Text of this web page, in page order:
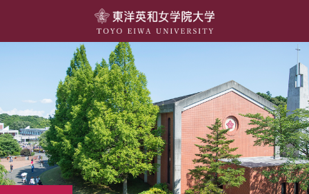
学部・学科
キャンパスライフ
留学・国際交流
キャリア・就職